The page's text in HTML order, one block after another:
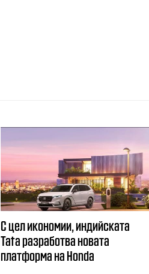
С цел икономии, индийската
Tata разработва новата
платформа на Honda